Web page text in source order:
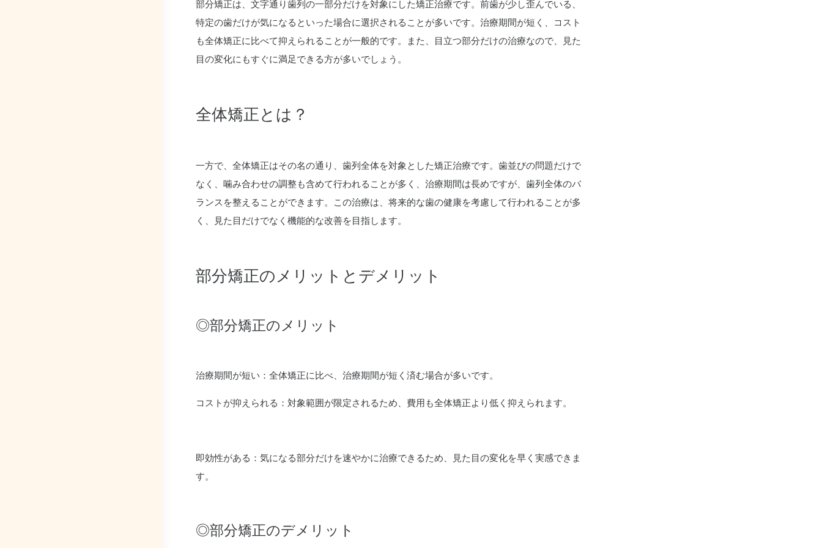
部分矯正は、文字通り歯列の一部分だけを対象にした矯正治療です。前歯が少し歪んでいる、
特定の歯だけが気になるといった場合に選択されることが多いです。治療期間が短く、コスト
も全体矯正に比べて抑えられることが一般的です。また、目立つ部分だけの治療なので、見た
目の変化にもすぐに満足できる方が多いでしょう。
全体矯正とは？
一方で、全体矯正はその名の通り、歯列全体を対象とした矯正治療です。歯並びの問題だけで
なく、噛み合わせの調整も含めて行われることが多く、治療期間は長めですが、歯列全体のバ
ランスを整えることができます。この治療は、将来的な歯の健康を考慮して行われることが多
く、見た目だけでなく機能的な改善を目指します。
部分矯正のメリットとデメリット
◎部分矯正のメリット
治療期間が短い：全体矯正に比べ、治療期間が短く済む場合が多いです。
コストが抑えられる：対象範囲が限定されるため、費用も全体矯正より低く抑えられます。
即効性がある：気になる部分だけを速やかに治療できるため、見た目の変化を早く実感できま
す。
◎部分矯正のデメリット